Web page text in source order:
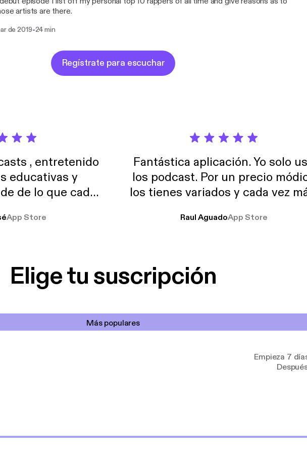
artists are there.
de 2019-24 min
Regístrate para escuchar
, entretenido
educativas y
de lo que cada
muchas horas
App Store
Fantástica aplicación. Yo solo
los podcast. Por un precio
los tienes variados y cada vez
Raul AguadoApp Store
Elige tu suscripción
Más populares
Empieza 7